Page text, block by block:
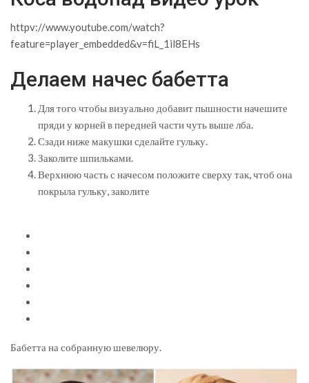
httpv://www.youtube.com/watch?
feature=player_embedded&v=fiL_1il8EHs
Делаем начес бабетта
Для того чтобы визуально добавит пышности начешите
пряди у корней в передней части чуть выше лба.
Сзади ниже макушки сделайте гульку.
Заколите шпильками.
Верхнюю часть с начесом положите сверху так, чтоб она
покрыла гульку, заколите
Бабетта на собранную шевелюру.